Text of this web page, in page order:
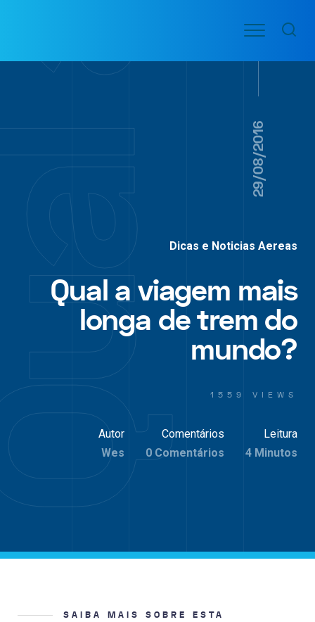
conteúdo
VOO
AÉREAS
Menu
29/08/2016
Dicas e Noticias Aereas
Qual a viagem mais
longa de trem do
mundo?
1559 VIEWS
Autor
Wes
Comentários
0 Comentários
Leitura
4 Minutos
SAIBA MAIS SOBRE ESTA